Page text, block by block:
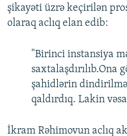
şikayəti üzrə keçirilən
olaraq aclıq elan edib:
"Birinci instansiya
saxtalaşdırılıb.Ona
şahidlərin
qaldırdıq. Lakin
İkram Rəhimovun aclıq